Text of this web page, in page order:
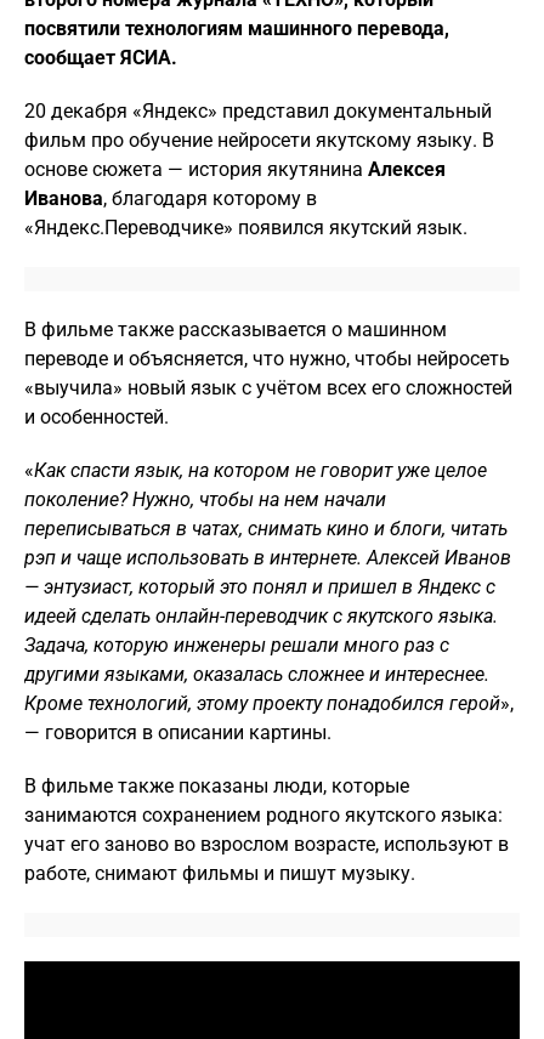
посвятили технологиям машинного перевода,
сообщает ЯСИА.
20 декабря «Яндекс» представил документальный
фильм про обучение нейросети якутскому языку. В
основе сюжета — история якутянина Алексея
Иванова, благодаря которому в
«Яндекс.Переводчике» появился якутский язык.
В фильме также рассказывается о машинном
переводе и объясняется, что нужно, чтобы нейросеть
«выучила» новый язык с учётом всех его сложностей
и особенностей.
«Как спасти язык, на котором не говорит уже целое
поколение? Нужно, чтобы на нем начали
переписываться в чатах, снимать кино и блоги, читать
рэп и чаще использовать в интернете. Алексей Иванов
— энтузиаст, который это понял и пришел в Яндекс с
идеей сделать онлайн-переводчик с якутского языка.
Задача, которую инженеры решали много раз с
другими языками, оказалась сложнее и интереснее.
Кроме технологий, этому проекту понадобился герой»,
— говорится в описании картины.
В фильме также показаны люди, которые
занимаются сохранением родного якутского языка:
учат его заново во взрослом возрасте, используют в
работе, снимают фильмы и пишут музыку.